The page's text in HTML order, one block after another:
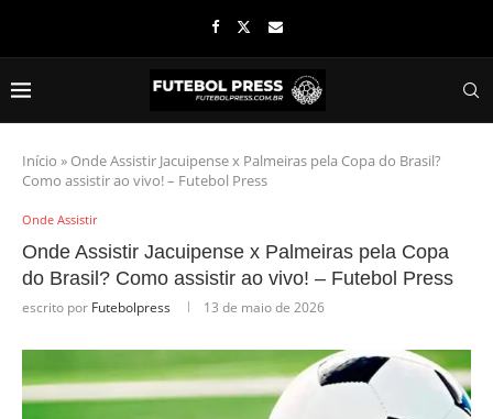
Início » Onde Assistir Jacuipense x Palmeiras pela Copa do Brasil?
Como assistir ao vivo! – Futebol Press
Onde Assistir
Onde Assistir Jacuipense x Palmeiras pela Copa
do Brasil? Como assistir ao vivo! – Futebol Press
escrito por Futebolpress 13 de maio de 2026